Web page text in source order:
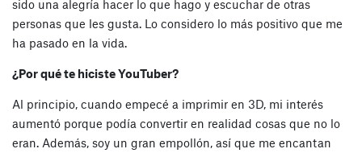
sido una alegría hacer lo que hago y escuchar de otras
personas que les gusta. Lo considero lo más positivo que me
ha pasado en la vida.
¿Por qué te hiciste YouTuber?
Al principio, cuando empecé a imprimir en 3D, mi interés
aumentó porque podía convertir en realidad cosas que no lo
eran. Además, soy un gran empollón, así que me encantan